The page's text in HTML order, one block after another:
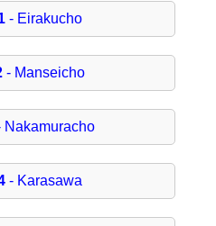
- Eirakucho
- Manseicho
Nakamuracho
- Karasawa